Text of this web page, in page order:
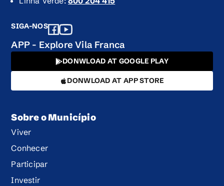
SIGA-NOS
APP - Explore Vila Franca
DONWLOAD AT GOOGLE PLAY
DONWLOAD AT APP STORE
Sobre o Município
Viver
Conhecer
Participar
Investir